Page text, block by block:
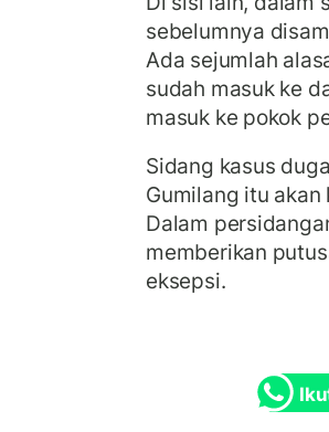
sebelumnya
Ada sejumlah
sudah masuk ke
masuk ke pokok
Sidang kasus
Gumilang itu
Dalam
memberikan
eksepsi.